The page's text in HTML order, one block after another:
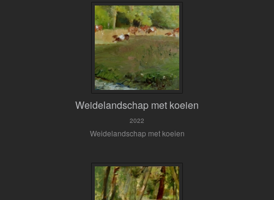
Weidelandschap met koeien
2022
Weidelandschap met koeien